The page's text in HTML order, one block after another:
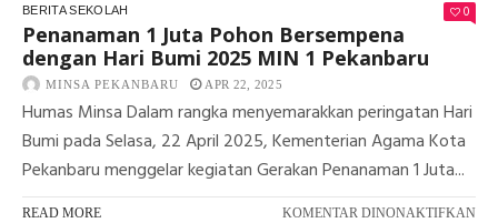
BERITA SEKOLAH 0
Penanaman 1 Juta Pohon Bersempena
dengan Hari Bumi 2025 MIN 1 Pekanbaru
MINSA PEKANBARU APR 22, 2025
Humas Minsa Dalam rangka menyemarakkan peringatan Hari
Bumi pada Selasa, 22 April 2025, Kementerian Agama Kota
Pekanbaru menggelar kegiatan Gerakan Penanaman 1 Juta...
READ MORE KOMENTAR DINONAKTIFKAN